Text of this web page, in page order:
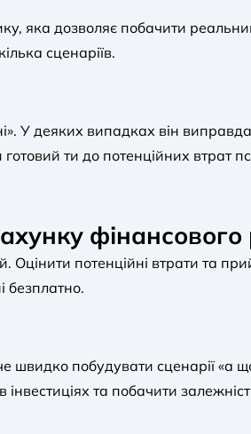
яка дозволяє побачити
сценаріїв.
У деяких випадках він
ти до потенційних втрат
фінансового
Оцінити потенційні втрати та
безплатно.
швидко побудувати сценарії «а
та побачити